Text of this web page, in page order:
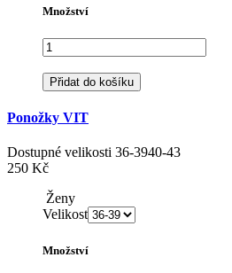
Množství
Přidat do košíku
Ponožky VIT
Dostupné velikosti 36-3940-43
250 Kč
Ženy
Velikost
Množství